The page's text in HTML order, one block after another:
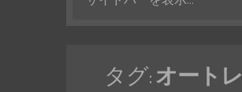
タグ: オートレ